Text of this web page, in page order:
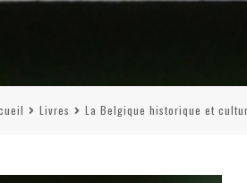
Livres La Belgique historique et